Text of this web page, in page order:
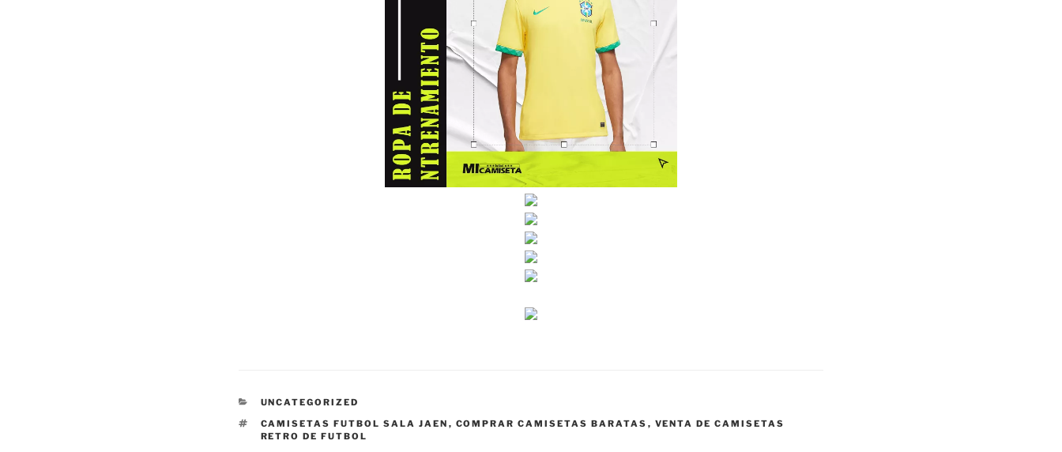
CATEGORÍAS
UNCATEGORIZED
ETIQUETAS
CAMISETAS FUTBOL SALA JAEN , COMPRAR CAMISETAS BARATAS , VENTA DE CAMISETAS
RETRO DE FUTBOL